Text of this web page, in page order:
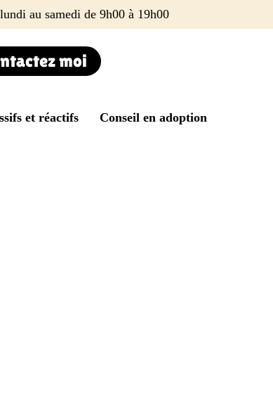
au samedi de 9h00 à 19h00
moi
et réactifs Conseil en adoption